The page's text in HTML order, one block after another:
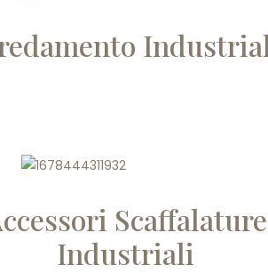
Scaffalature
Industriali